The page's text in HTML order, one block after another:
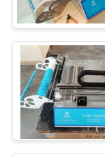
แผนผัง
เว็บไซต์
นโยบาย
ความ